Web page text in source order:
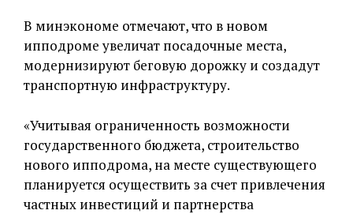
В минэкономе отмечают, что в новом
ипподроме увеличат посадочные места,
модернизируют беговую дорожку и создадут
транспортную инфраструктуру.
«Учитывая ограниченность возможности
государственного бюджета, строительство
нового ипподрома, на месте существующего
планируется осуществить за счет привлечения
частных инвестиций и партнерства